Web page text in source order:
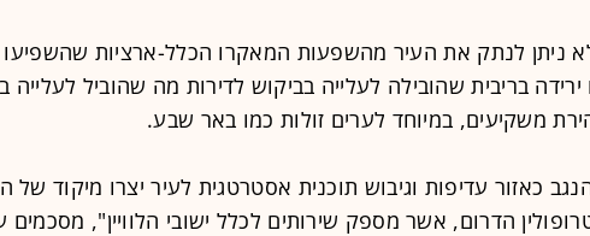
ניתן לנתק את העיר מהשפעות המאקרו הכלל-ארציות
ירידה בריבית שהובילה לעלייה בביקוש לדירות מה שהוביל לעלייה
משקיעים, במיוחד לערים זולות כמו באר שבע.
כאזור עדיפות וגיבוש תוכנית אסטרטגית לעיר יצרו מיקוד
הדרום, אשר מספק שירותים לכלל ישובי הלוויין", מסכמים